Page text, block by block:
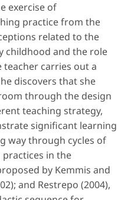
exercise of
practice from the
related to the
childhood and the role
teacher carries out a
discovers that she
through the design
teaching strategy,
significant learning
way through cycles of
in the
by Kemmis and
and Restrepo (2004),